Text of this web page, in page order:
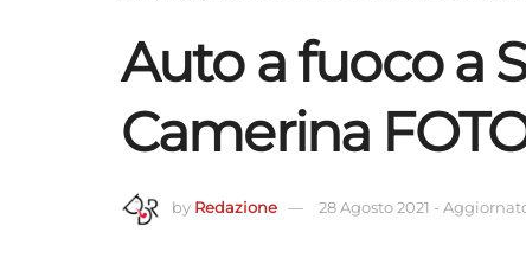
Auto a fuoco a
Camerina
by Redazione 28 Agosto 2021 -